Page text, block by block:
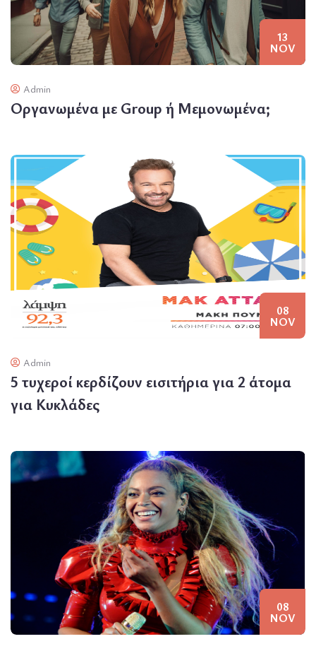
13
NOV
Admin
Οργανωμένα με Group ή Μεμονωμένα;
08
NOV
Admin
5 τυχεροί κερδίζουν εισιτήρια για 2 άτομα
για Κυκλάδες
08
NOV